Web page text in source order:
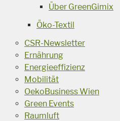
Über GreenGimix
Öko-Textil
CSR-Newsletter
Ernährung
Energieeffizienz
Mobilität
OekoBusiness Wien
Green Events
Raumluft